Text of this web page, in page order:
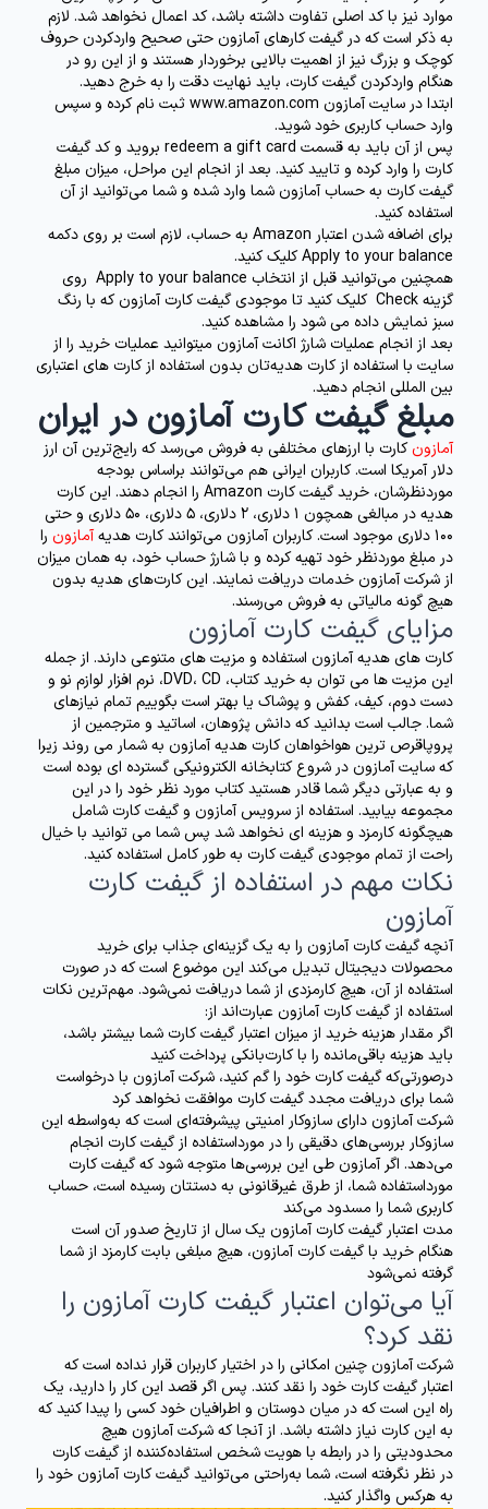
موارد نیز با کد اصلی تفاوت داشته باشد، کد اعمال نخواهد شد. لازم
به ذکر است که در گیفت کار‌های آمازون حتی صحیح واردکردن حروف
کوچک و بزرگ نیز از اهمیت بالایی برخوردار هستند و از این رو در
هنگام واردکردن گیفت کارت، باید نهایت دقت را به خرج دهید.
ابتدا در سایت آمازون www.amazon.comثبت نام کرده و سپس
وارد حساب کاربری خود شوید.
پس از آن باید به قسمت redeem a gift card بروید و کد گیفت
کارت را وارد کرده و تایید کنید. بعد از انجام این مراحل، میزان مبلغ
گیفت کارت به حساب آمازون شما وارد شده و شما می‌توانید از آن
استفاده کنید.
برای اضافه شدن اعتبار Amazon به حساب، لازم است بر روی دکمه
Apply to your balance کلیک کنید.
همچنین می‌توانید قبل از انتخاب Apply to your balance روی
گزینه Check کلیک کنید تا موجودی گیفت کارت آمازون که با رنگ
سبز نمایش داده می شود را مشاهده کنید.
بعد از انجام عملیات شارژ اکانت آمازون میتوانید عملیات خرید را از
سایت با استفاده از کارت هدیه‌تان بدون استفاده از کارت های اعتباری
بین المللی انجام دهید.
مبلغ گیفت کارت آمازون در ایران
آمازونکارت با ارزهای مختلفی به فروش می‌رسد که رایج‌ترین آن ارز
دلار آمریکا است. کاربران ایرانی هم می‌توانند براساس بودجه
موردنظرشان، خرید گیفت کارت Amazon را انجام دهند. این کارت
هدیه در مبالغی همچون 1 دلاری، 2 دلاری، 5 دلاری، 50 دلاری و حتی
100 دلاری موجود است. کاربران آمازون می‌توانند کارت هدیه
آمازون را
در مبلغ موردنظر خود تهیه کرده و با شارژ حساب خود، به همان میزان
از شرکت آمازون خدمات دریافت نمایند. این کارت‌های هدیه بدون
هیچ گونه مالیاتی به فروش می‌رسند.
مزایای گیفت کارت آمازون
کارت های هدیه آمازون استفاده و مزیت های متنوعی دارند. از جمله
این مزیت ها می توان به خرید کتاب، DVD، CD، نرم افزار لوازم نو و
دست دوم، کیف، کفش و پوشاک یا بهتر است بگوییم تمام نیازهای
شما. جالب است بدانید که دانش پژوهان، اساتید و مترجمین از
پروپاقرص ترین هواخواهان کارت هدیه آمازون به شمار می روند زیرا
که سایت آمازون در شروع کتابخانه الکترونیکی گسترده ای بوده است
و به عبارتی دیگر شما قادر هستید کتاب مورد نظر خود را در این
مجموعه بیابید. استفاده از سرویس آمازون و گیفت کارت شامل
هیچگونه کارمزد و هزینه ای نخواهد شد پس شما می توانید با خیال
راحت از تمام موجودی گیفت کارت به طور کامل استفاده کنید.
نکات مهم در استفاده از گیفت کارت
آمازون
آنچه گیفت کارت آمازون را به یک گزینه‌ای جذاب برای خرید
محصولات دیجیتال تبدیل می‌کند این موضوع است که در صورت
استفاده از آن، هیچ کارمزدی از شما دریافت نمی‌شود. مهم‌ترین نکات
استفاده از گیفت کارت آمازون عبارت‌اند از:
اگر مقدار هزینه خرید از میزان اعتبار گیفت کارت شما بیشتر باشد،
باید هزینه باقی‌مانده را با کارت‌بانکی پرداخت کنید
درصورتی‌که گیفت کارت خود را گم کنید، شرکت آمازون با درخواست
شما برای دریافت مجدد گیفت کارت موافقت نخواهد کرد
شرکت آمازون دارای سازوکار امنیتی پیشرفته‌ای است که به‌واسطه این
سازوکار بررسی‌های دقیقی را در مورداستفاده از گیفت کارت انجام
می‌دهد. اگر آمازون طی این بررسی‌ها متوجه شود که گیفت کارت
مورداستفاده شما، از طرق غیرقانونی به دستتان رسیده است، حساب
کاربری شما را مسدود می‌کند
مدت اعتبار گیفت کارت آمازون یک سال از تاریخ صدور آن است
هنگام خرید با گیفت کارت آمازون، هیچ مبلغی بابت کارمزد از شما
گرفته نمی‌شود
آیا می‌توان اعتبار گیفت کارت آمازون را
نقد کرد؟
شرکت آمازون چنین امکانی را در اختیار کاربران قرار نداده است که
اعتبار گیفت کارت خود را نقد کنند. پس اگر قصد این کار را دارید، یک
راه این است که در میان دوستان و اطرافیان خود کسی را پیدا کنید که
به این کارت نیاز داشته باشد. از آنجا که شرکت آمازون هیچ
محدودیتی را در رابطه با هویت شخص استفاده‌کننده از گیفت کارت
در نظر نگرفته است، شما به‌راحتی می‌توانید گیفت کارت آمازون خود را
به هرکس واگذار کنید.